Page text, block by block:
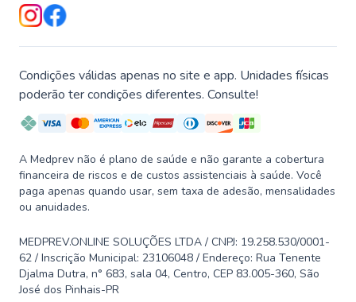
Condições válidas apenas no site e app. Unidades físicas
poderão ter condições diferentes. Consulte!
A Medprev não é plano de saúde e não garante a cobertura
financeira de riscos e de custos assistenciais à saúde. Você
paga apenas quando usar, sem taxa de adesão, mensalidades
ou anuidades.
MEDPREV.ONLINE SOLUÇÕES LTDA / CNPJ: 19.258.530/0001-
62 / Inscrição Municipal: 23106048 / Endereço: Rua Tenente
Djalma Dutra, n° 683, sala 04, Centro, CEP 83.005-360, São
José dos Pinhais-PR